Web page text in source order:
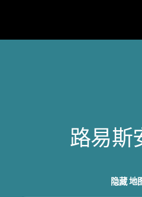
新闻与事件路易斯
隐藏地